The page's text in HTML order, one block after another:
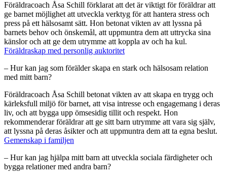
Föräldracoach Åsa Schill förklarat att det är viktigt för föräldrar att
ge barnet möjlighet att utveckla verktyg för att hantera stress och
press på ett hälsosamt sätt. Hon betonat vikten av att lyssna på
barnets behov och önskemål, att uppmuntra dem att uttrycka sina
känslor och att ge dem utrymme att koppla av och ha kul.
Föräldraskap med personlig auktoritet
– Hur kan jag som förälder skapa en stark och hälsosam relation
med mitt barn?
Föräldracoach Åsa Schill betonat vikten av att skapa en trygg och
kärleksfull miljö för barnet, att visa intresse och engagemang i deras
liv, och att bygga upp ömsesidig tillit och respekt. Hon
rekommenderar föräldrar att ge sitt barn utrymme att vara sig själv,
att lyssna på deras åsikter och att uppmuntra dem att ta egna beslut.
Gemenskap i familjen
– Hur kan jag hjälpa mitt barn att utveckla sociala färdigheter och
bygga relationer med andra barn?